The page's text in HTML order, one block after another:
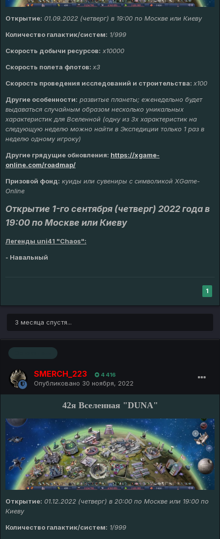
Открытие: 01.09.2022 (четверг) в 19:00 по Москве или Киеву
Количество галактик/систем: 1/999
Скорость добычи ресурсов: х10000
Скорость полета флотов: х3
Скорость проведения исследований и строительства: x100
Другие особенности: развитые планеты; еженедельно будет
выдаваться случайным образом несколько уникальных
характеристик для Вселенной (одну из 3х характеристик на
следующую неделю можно найти в Экспедиции только 1 раз в
неделю одному игроку)
Другие грядущие обновления: https://xgame-
online.com/roadmap/
Призовой фонд: куиды или сувениры с символикой XGame-
Online
Открытие 1-го сентября (четверг) 2022 года в
19:00 по Москве или Киеву
Легенды uni41 "Chaos":
- Навальный
1
3 месяца спустя...
SMERCH_223 4 416
Опубликовано 30 ноября, 2022
42я Вселенная "DUNA"
Открытие: 01.12.2022 (четверг) в 20:00 по Москве или 19:00 по
Киеву
Количество галактик/систем: 1/999